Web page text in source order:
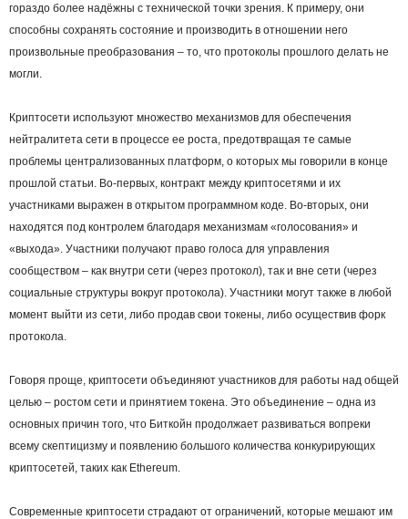
гораздо более надёжны с технической точки зрения. К примеру, они
способны сохранять состояние и производить в отношении него
произвольные преобразования – то, что протоколы прошлого делать не
могли.
Криптосети используют множество механизмов для обеспечения
нейтралитета сети в процессе ее роста, предотвращая те самые
проблемы централизованных платформ, о которых мы говорили в конце
прошлой статьи. Во-первых, контракт между криптосетями и их
участниками выражен в открытом программном коде. Во-вторых, они
находятся под контролем благодаря механизмам «голосования» и
«выхода». Участники получают право голоса для управления
сообществом – как внутри сети (через протокол), так и вне сети (через
социальные структуры вокруг протокола). Участники могут также в любой
момент выйти из сети, либо продав свои токены, либо осуществив форк
протокола.
Говоря проще, криптосети объединяют участников для работы над общей
целью – ростом сети и принятием токена. Это объединение – одна из
основных причин того, что Биткойн продолжает развиваться вопреки
всему скептицизму и появлению большого количества конкурирующих
криптосетей, таких как Ethereum.
Современные криптосети страдают от ограничений, которые мешают им